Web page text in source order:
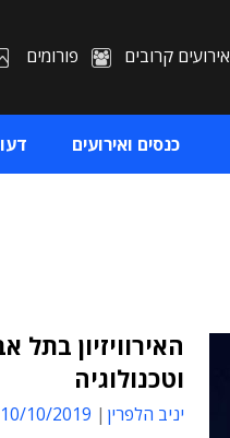
אירועים קרובים פורומים
כנסים ואירועים
האירוויזיון
וטכנולוגיה
יניב הלפרין 10/10/2019 11:09